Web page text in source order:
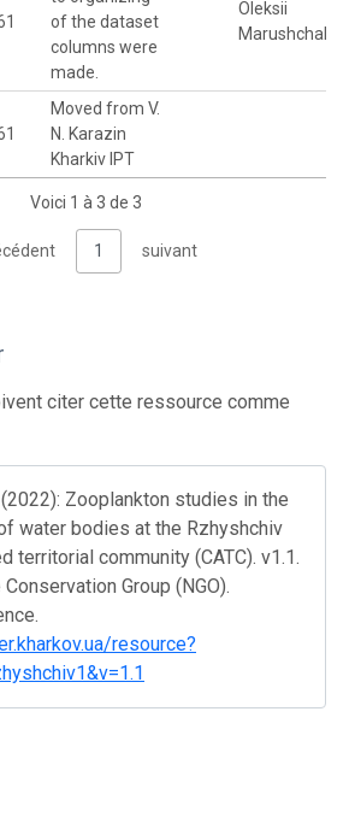
of the dataset
columns were
made.
Oleksii
Marushchak
Moved from V.
N. Karazin
Kharkiv IPT
Voici 1 à 3 de 3
1 suivant
citer cette ressource comme
Zooplankton studies in the
water bodies at the Rzhyshchiv
territorial community (CATC). v1.1.
Group (NGO).
resource?